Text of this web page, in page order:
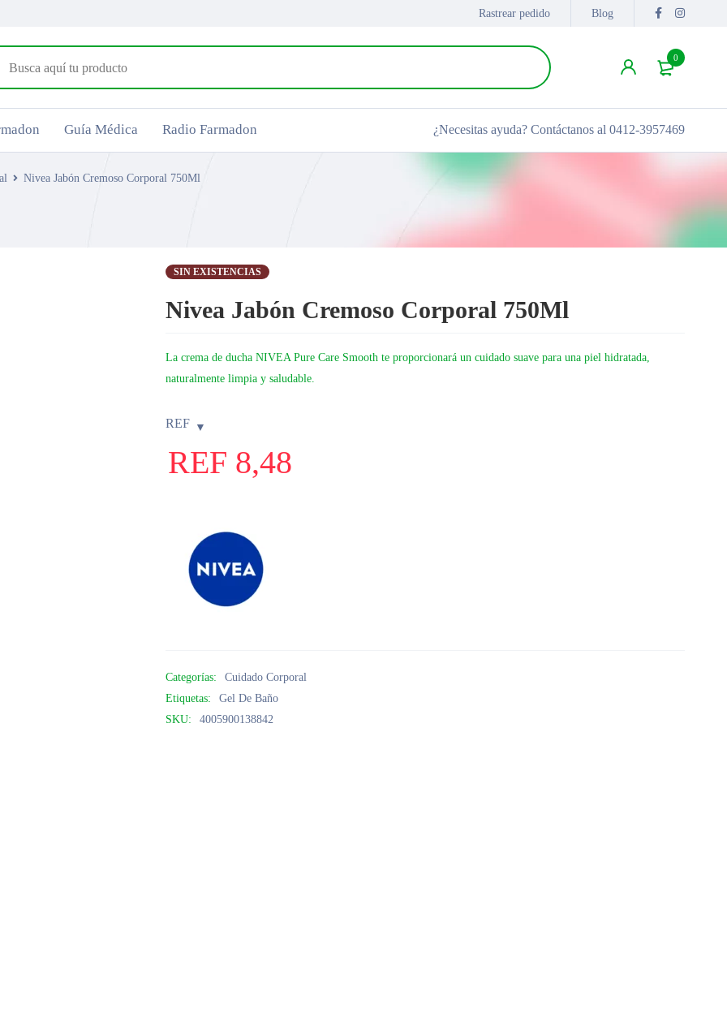
Rastrear pedido Blog
0
Guía Médica Radio Farmadon ¿Necesitas ayuda? Contáctanos al 0412-3957469
Nivea Jabón Cremoso Corporal 750Ml
SIN EXISTENCIAS
Nivea Jabón Cremoso Corporal 750Ml
La crema de ducha NIVEA Pure Care Smooth te proporcionará un cuidado suave para una piel hidratada,
naturalmente limpia y saludable.
REF
REF 8,48
Categorías:
Cuidado Corporal
Etiquetas:
Gel De Baño
SKU:
4005900138842